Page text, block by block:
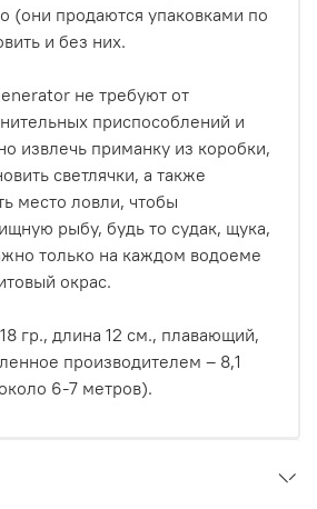
(они продаются упаковками по
и без них.
не требуют от
приспособлений и
извлечь приманку из коробки,
светлячки, а также
место ловли, чтобы
рыбу, будь то судак, щука,
только на каждом водоеме
окрас.
гр., длина 12 см., плавающий,
производителем – 8,1
6-7 метров).